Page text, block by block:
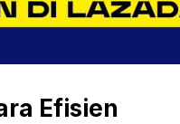
Efisien